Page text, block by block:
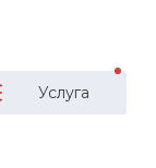
Услуга